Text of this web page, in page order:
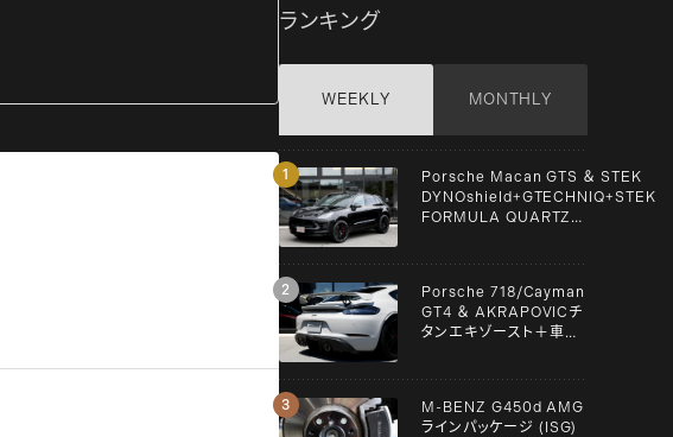
ランキング
WEEKLY MONTHLY
Porsche Macan GTS ＆ STEK
DYNOshield+GTECHNIQ+STEK
FORMULA QUARTZ
Porsche 718/Cayman
GT4 ＆ AKRAPOVICチ
タンエキゾースト＋車検
M-BENZ G450d AMG
ラインパッケージ (ISG)